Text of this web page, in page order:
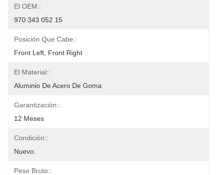
El OEM::
970 343 052 15
Posición Que Cabe::
Front Left, Front Right
El Material::
Aluminio De Acero De Goma
Garantización::
12 Meses
Condición::
Nuevo.
Peso Bruto::